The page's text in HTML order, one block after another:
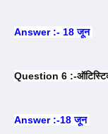
Answer :- 18 जून
Question 6 :-
Answer :-18 जून